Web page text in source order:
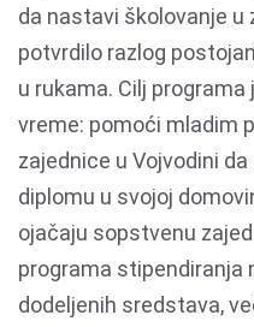
da nastavi školovanje u
potvrdilo razlog
u rukama. Cilj
vreme: pomoći mladim
zajednice u Vojvodini
diplomu u svojoj
ojačaju sopstvenu
programa stipendiranja
dodeljenih sredstava,